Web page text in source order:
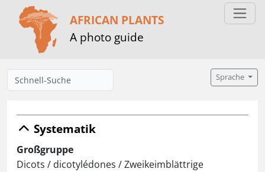
AFRICAN PLANTS
A photo guide
Sprache
Systematik
Großgruppe
Dicots / dicotylédones / Zweikeimblättrige